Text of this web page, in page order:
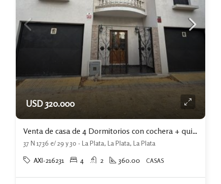
USD 320.000
Venta de casa de 4 Dormitorios con cochera + quincho
37 N 1736 e/ 29 y 30 - La Plata, La Plata, La Plata
AXI-216231 4 2 360.00 CASAS